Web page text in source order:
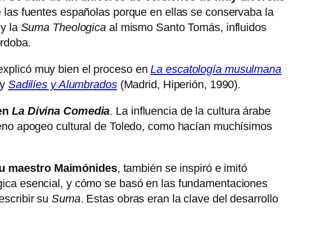
fuentes españolas porque en ellas se conservaba la
la Suma Theologica al mismo Santo Tomás, influidos
muy bien el proceso enLa escatología musulmana
Sadilíes y Alumbrados(Madrid, Hiperión, 1990).
La Divina Comedia. La influencia de la cultura árabe
apogeo cultural de Toledo, como hacían muchísimos
maestro Maimónides, también se inspiró e imitó
esencial, y cómo se basó en las fundamentaciones
suSuma. Estas obras eran la clave del desarrollo